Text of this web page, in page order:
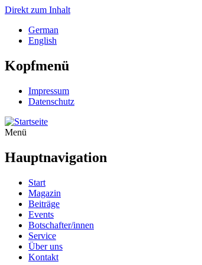
Direkt zum Inhalt
German
English
Kopfmenü
Impressum
Datenschutz
Menü
Hauptnavigation
Start
Magazin
Beiträge
Events
Botschafter/innen
Service
Über uns
Kontakt